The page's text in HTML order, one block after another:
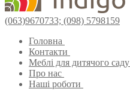
(063)9670733; (098) 5798159
Головна
Контакти
Меблі для дитячого саду
Про нас
Наші роботи